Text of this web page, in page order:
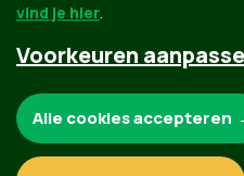
Groen.be
Contact
vind je hier.
Voorkeuren
Alle cookies accepteren